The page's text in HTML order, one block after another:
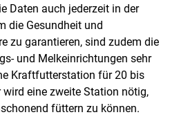
Daten auch jederzeit in der
die Gesundheit und
zu garantieren, sind zudem die
und Melkeinrichtungen sehr
Kraftfutterstation für 20 bis
eine zweite Station nötig,
füttern zu können.